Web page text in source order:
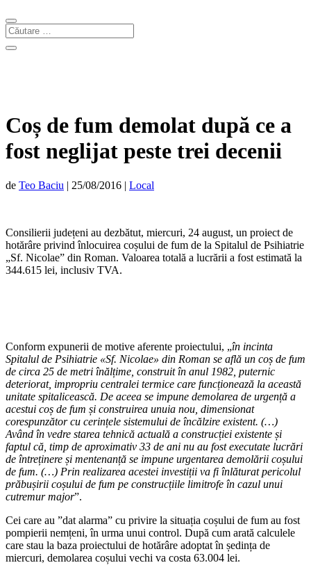
Coș de fum demolat după ce a
fost neglijat peste trei decenii
de Teo Baciu | 25/08/2016 | Local
Consilierii județeni au dezbătut, miercuri, 24 august, un proiect de
hotărâre privind înlocuirea coșului de fum de la Spitalul de Psihiatrie
„Sf. Nicolae” din Roman. Valoarea totală a lucrării a fost estimată la
344.615 lei, inclusiv TVA.
Conform expunerii de motive aferente proiectului, „în incinta
Spitalul de Psihiatrie «Sf. Nicolae» din Roman se află un coș de fum
de circa 25 de metri înălțime, construit în anul 1982, puternic
deteriorat, impropriu centralei termice care funcționează la această
unitate spitalicească. De aceea se impune demolarea de urgență a
acestui coș de fum și construirea unuia nou, dimensionat
corespunzător cu cerințele sistemului de încălzire existent. (…)
Având în vedre starea tehnică actuală a construcției existente și
faptul că, timp de aproximativ 33 de ani nu au fost executate lucrări
de întreținere și mentenanță se impune urgentarea demolării coșului
de fum. (…) Prin realizarea acestei investiții va fi înlăturat pericolul
prăbușirii coșului de fum pe construcțiile limitrofe în cazul unui
cutremur major”.
Cei care au ”dat alarma” cu privire la situația coșului de fum au fost
pompierii nemțeni, în urma unui control. După cum arată calculele
care stau la baza proiectului de hotărâre adoptat în ședința de
miercuri, demolarea coșului vechi va costa 63.004 lei.